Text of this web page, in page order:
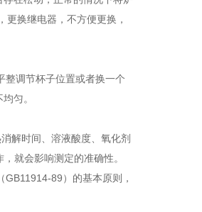
换继电器，不方便更换，
整调节杯子位置或者换一个
匀。
解时间、溶液酸度、氧化剂
就会影响测定的准确性。
89）的基本原则，